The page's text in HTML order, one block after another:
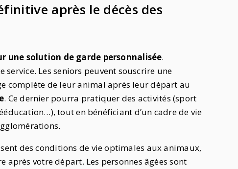
après le décès des
une solution de garde personnalisée.
service. Les seniors peuvent souscrire une
complète de leur animal après leur départ au
. Ce dernier pourra pratiquer des activités (sport
tout en bénéficiant d’un cadre de vie
des conditions de vie optimales aux animaux,
après votre départ. Les personnes âgées sont